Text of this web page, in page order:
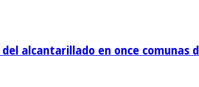
alcantarillado en once comunas